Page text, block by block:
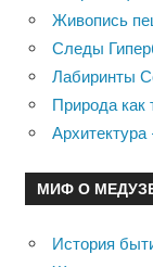
Живопись
Следы
Лабиринты
Природа как
МИФ О
История